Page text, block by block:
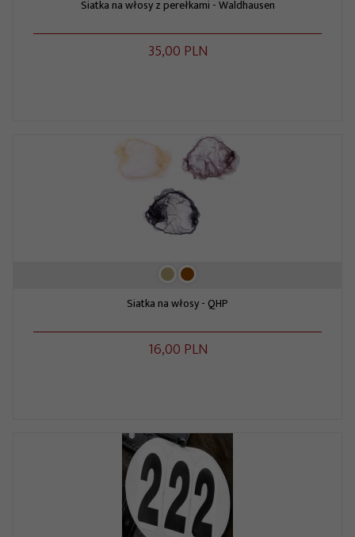
Siatka na włosy z perełkami - Waldhausen
35,00 PLN
Siatka na włosy - QHP
16,00 PLN